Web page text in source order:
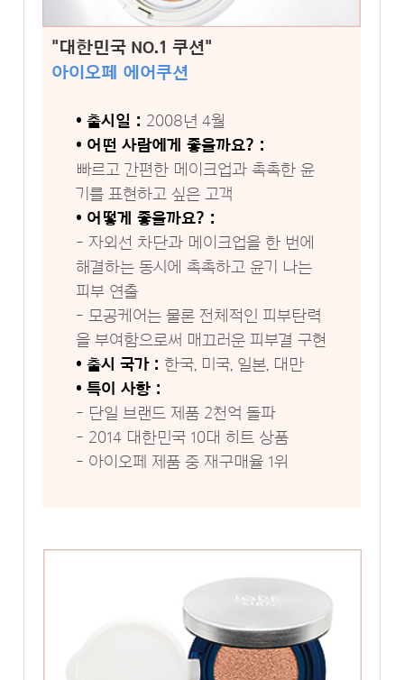
"대한민국 NO.1 쿠션"
아이오페 에어쿠션
• 출시일 : 2008년 4월
• 어떤 사람에게 좋을까요? :
빠르고 간편한 메이크업과 촉촉한 윤
기를 표현하고 싶은 고객
• 어떻게 좋을까요? :
- 자외선 차단과 메이크업을 한 번에
해결하는 동시에 촉촉하고 윤기 나는
피부 연출
- 모공케어는 물론 전체적인 피부탄력
을 부여함으로써 매끄러운 피부결 구현
• 출시 국가 : 한국, 미국, 일본, 대만
• 특이 사항 :
- 단일 브랜드 제품 2천억 돌파
- 2014 대한민국 10대 히트 상품
- 아이오페 제품 중 재구매율 1위